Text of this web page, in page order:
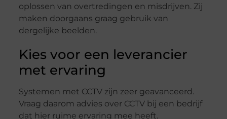
oplossen van overtredingen en misdrijven. Zij
maken doorgaans graag gebruik van
dergelijke beelden.
Kies voor een leverancier
met ervaring
Systemen met CCTV zijn zeer geavanceerd.
Vraag daarom advies over CCTV bij een bedrijf
dat hier ruime ervaring mee heeft.